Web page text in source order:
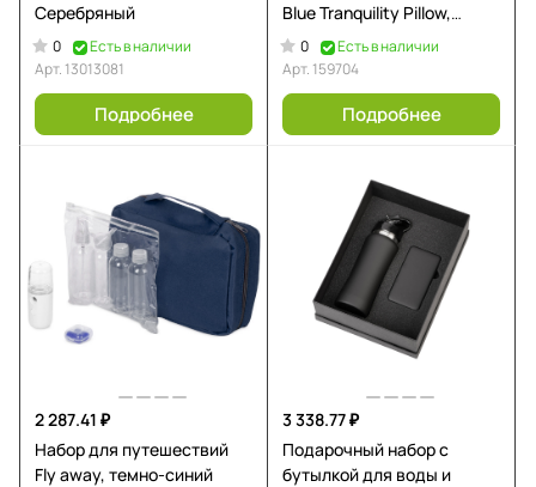
Серебряный
0
Есть в наличии
Арт. 13013081
Подробнее
Blue Tranquility Pillow,
увеличенная (212), цвет
синий
0
Есть в наличии
Арт. 159704
Подробнее
2 287.41 ₽
Набор для путешествий
Fly away, темно-синий
3 338.77 ₽
Подарочный набор с
бутылкой для воды и